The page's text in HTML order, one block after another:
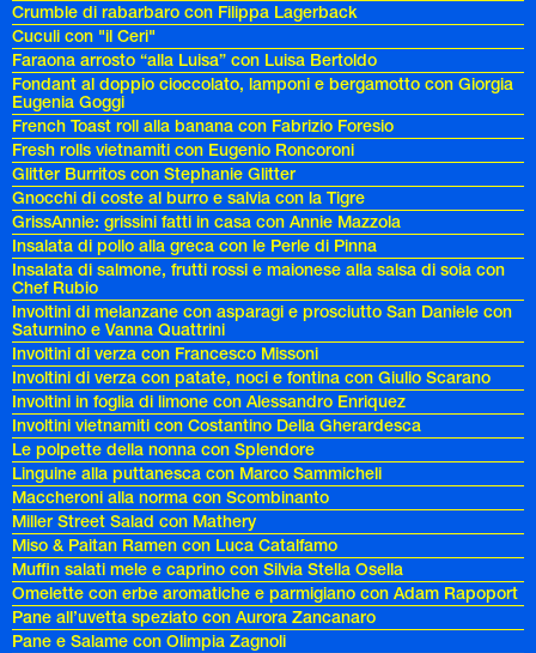
Crumble di rabarbaro con Filippa Lagerback
Cuculi con "il Ceri"
Faraona arrosto “alla Luisa” con Luisa Bertoldo
Fondant al doppio cioccolato, lamponi e bergamotto con Giorgia
Eugenia Goggi
French Toast roll alla banana con Fabrizio Foresio
Fresh rolls vietnamiti con Eugenio Roncoroni
Glitter Burritos con Stephanie Glitter
Gnocchi di coste al burro e salvia con la Tigre
GrissAnnie: grissini fatti in casa con Annie Mazzola
Insalata di pollo alla greca con le Perle di Pinna
Insalata di salmone, frutti rossi e maionese alla salsa di soia con
Chef Rubio
Involtini di melanzane con asparagi e prosciutto San Daniele con
Saturnino e Vanna Quattrini
Involtini di verza con Francesco Missoni
Involtini di verza con patate, noci e fontina con Giulio Scarano
Involtini in foglia di limone con Alessandro Enriquez
Involtini vietnamiti con Costantino Della Gherardesca
Le polpette della nonna con Splendore
Linguine alla puttanesca con Marco Sammicheli
Maccheroni alla norma con Scombinanto
Miller Street Salad con Mathery
Miso & Paitan Ramen con Luca Catalfamo
Muffin salati mele e caprino con Silvia Stella Osella
Omelette con erbe aromatiche e parmigiano con Adam Rapoport
Pane all’uvetta speziato con Aurora Zancanaro
Pane e Salame con Olimpia Zagnoli